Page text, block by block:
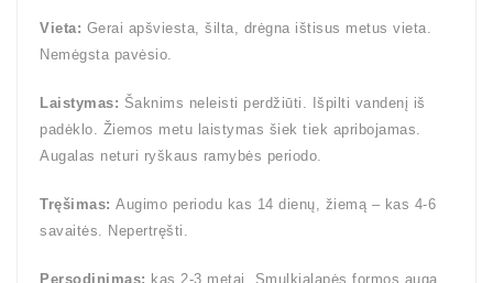
Vieta: Gerai apšviesta, šilta, drėgna ištisus metus vieta.
Nemėgsta pavėsio.
Laistymas: Šaknims neleisti perdžiūti. Išpilti vandenį iš
padėklo. Žiemos metu laistymas šiek tiek apribojamas.
Augalas neturi ryškaus ramybės periodo.
Tręšimas: Augimo periodu kas 14 dienų, žiemą – kas 4-6
savaitės. Nepertręšti.
Persodinimas: kas 2-3 metai. Smulkialapės formos auga